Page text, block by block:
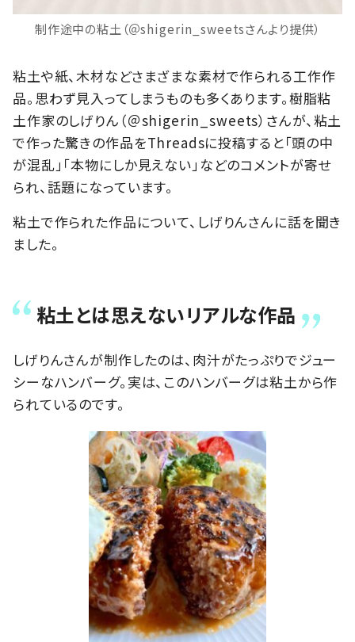
制作途中の粘土（＠shigerin_sweetsさんより提供）
粘土や紙、木材などさまざまな素材で作られる工作作
品。思わず見入ってしまうものも多くあります。樹脂粘
土作家のしげりん（＠shigerin_sweets）さんが、粘土
で作った驚きの作品をThreadsに投稿すると「頭の中
が混乱」「本物にしか見えない」などのコメントが寄せ
られ、話題になっています。
粘土で作られた作品について、しげりんさんに話を聞き
ました。
粘土とは思えないリアルな作品
しげりんさんが制作したのは、肉汁がたっぷりでジュー
シーなハンバーグ。実は、このハンバーグは粘土から作
られているのです。